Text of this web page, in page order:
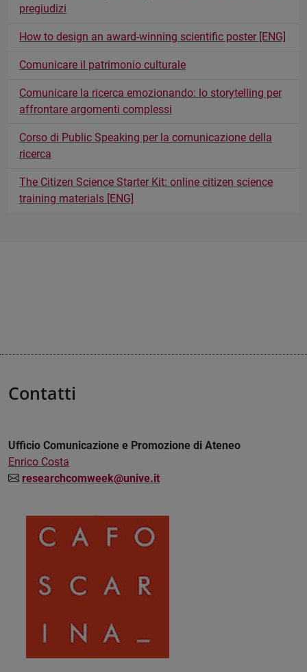
pregiudizi
How to design an award-winning scientific poster [ENG]
Comunicare il patrimonio culturale
Comunicare la ricerca emozionando: lo storytelling per
affrontare argomenti complessi
Corso di Public Speaking per la comunicazione della
ricerca
The Citizen Science Starter Kit: online citizen science
training materials [ENG]
Contatti
Ufficio Comunicazione e Promozione di Ateneo
Enrico Costa
researchcomweek@unive.it